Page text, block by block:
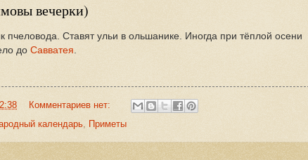
вечерки)
пчеловода. Ставят ульи в ольшанике. Иногда при тёплой осени
до Савватея
Комментариев нет:
календарь Приметы